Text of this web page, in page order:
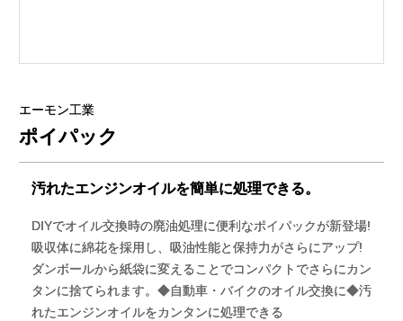
エーモン工業
ポイパック
汚れたエンジンオイルを簡単に処理できる。
DIYでオイル交換時の廃油処理に便利なポイパックが新登場!
吸収体に綿花を採用し、吸油性能と保持力がさらにアップ!
ダンボールから紙袋に変えることでコンパクトでさらにカン
タンに捨てられます。◆自動車・バイクのオイル交換に◆汚
れたエンジンオイルをカンタンに処理できる